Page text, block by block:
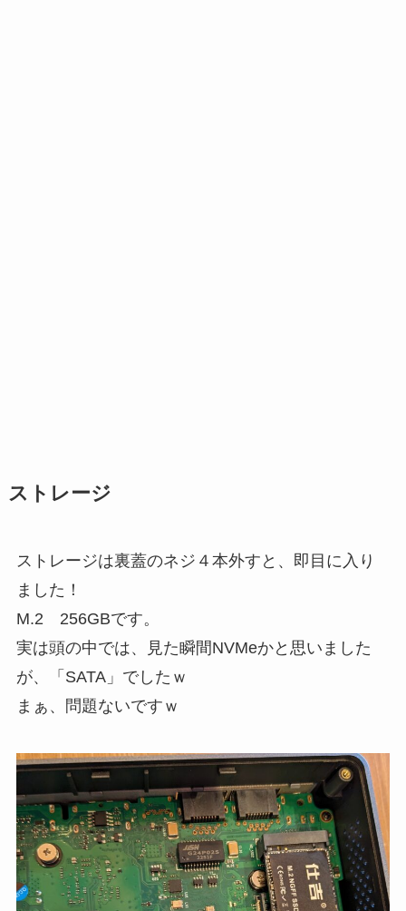
ストレージ
ストレージは裏蓋のネジ４本外すと、即目に入り
ました！
M.2 256GBです。
実は頭の中では、見た瞬間NVMeかと思いました
が、「SATA」でしたｗ
まぁ、問題ないですｗ